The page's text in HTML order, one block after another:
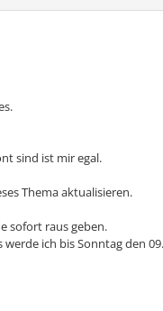
sind ist mir egal.
Thema aktualisieren.
sofort raus geben.
ich bis Sonntag den